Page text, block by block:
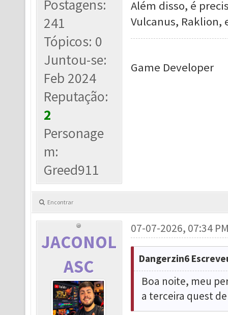
Postagens:
241
Tópicos: 0
Juntou-se:
Feb 2024
Reputação:
2
Personage
m:
Greed911
Além disso, é
Vulcanus, Raklion,
Game Developer
Encontrar
JACONOL
ASC
07-07-2026, 07:34
Dangerzin6
Boa noite, meu
a terceira quest